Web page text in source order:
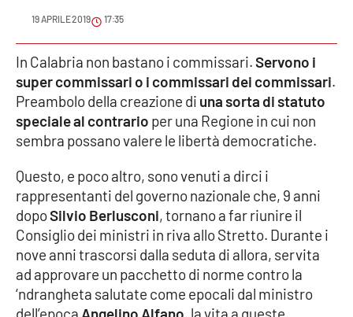
Meteo
Editoriali
VIDEO
Ambiente
Cronaca
Cultura
Economia e Lavoro
19 APRILE 2019 17:35
In Calabria non bastano i commissari.Servono i
super commissari o i commissari dei commissari.
Preambolo della creazione di una sorta di statuto
speciale al contrario per una Regione in cui non
sembra possano valere le libertà democratiche.
Questo, e poco altro, sono venuti a dirci i
rappresentanti del governo nazionale che, 9 anni
dopoSilvio Berlusconi, tornano a far riunire il
Consiglio dei ministri in riva allo Stretto. Durante i
nove anni trascorsi dalla seduta di allora, servita
ad approvare un pacchetto di norme contro la
‘ndrangheta salutate come epocali dal ministro
dell’epoca Angelino Alfano, la vita a queste